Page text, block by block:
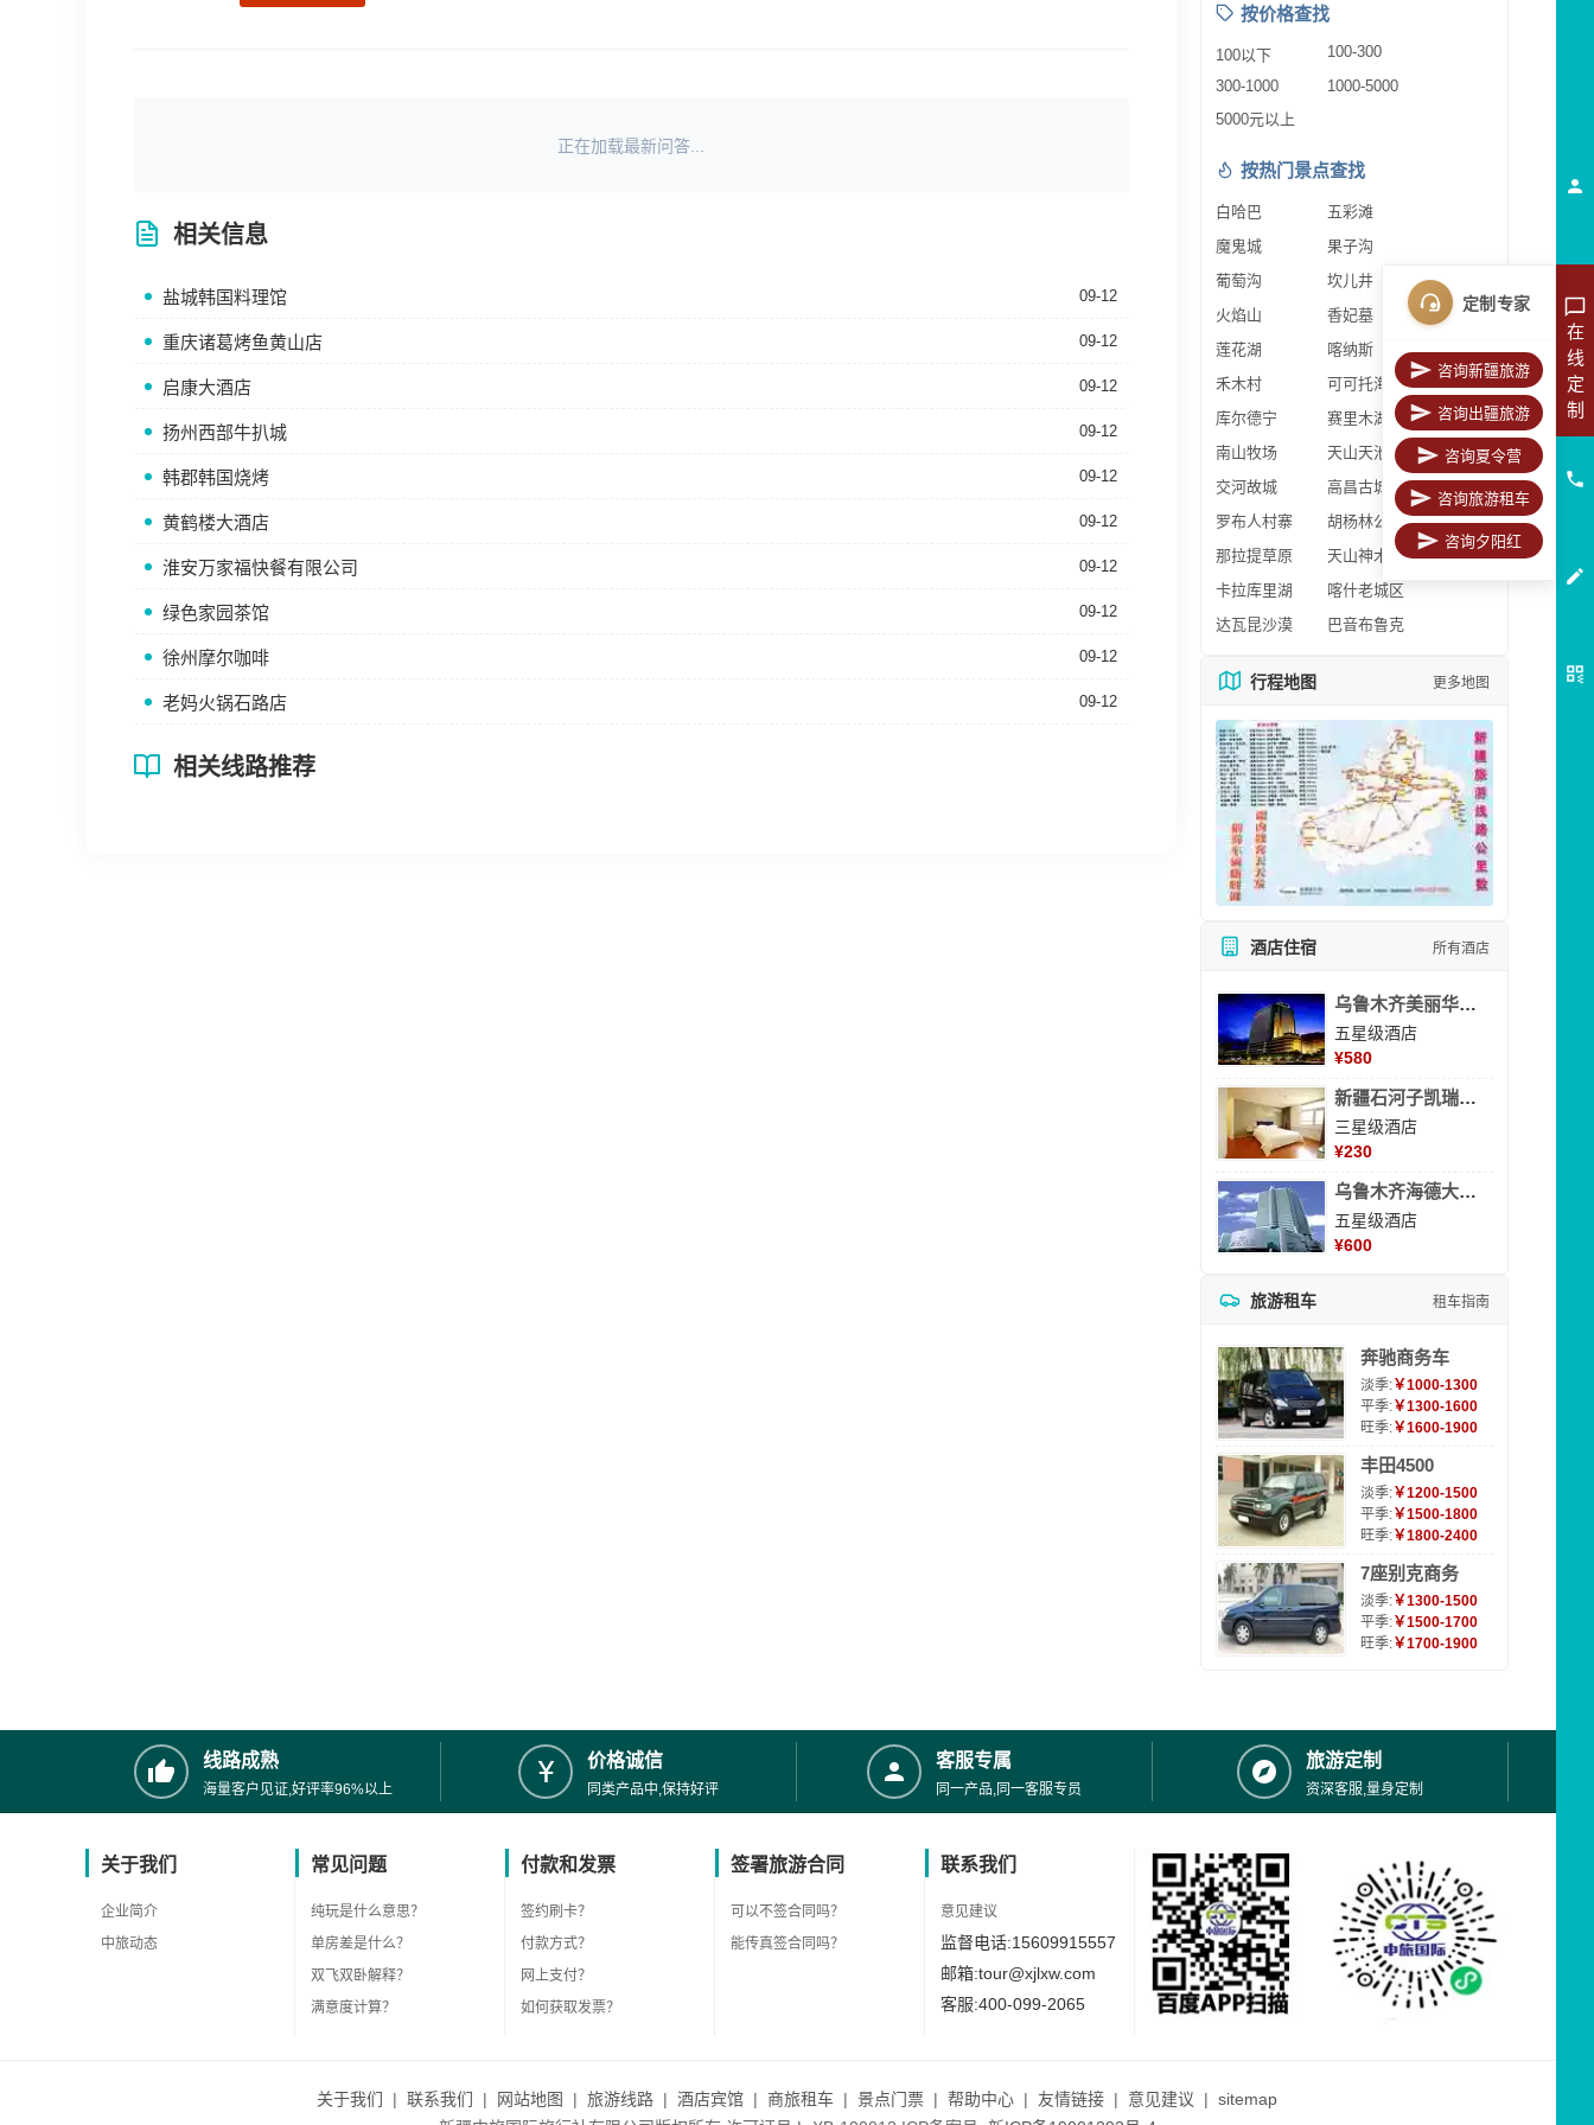
正在加载最新问答...
相关信息
盐城韩国料理馆 09-12
重庆诸葛烤鱼黄山店 09-12
启康大酒店 09-12
扬州西部牛扒城 09-12
韩郡韩国烧烤 09-12
黄鹤楼大酒店 09-12
淮安万家福快餐有限公司 09-12
绿色家园茶馆 09-12
徐州摩尔咖啡 09-12
老妈火锅石路店 09-12
相关线路推荐
按价格查找
100以下
100-300
300-1000
1000-5000
5000元以上
按热门景点查找
白哈巴
五彩滩
魔鬼城
果子沟
葡萄沟
坎儿井
火焰山
香妃墓
莲花湖
喀纳斯
禾木村
可可托海
库尔德宁
赛里木湖
南山牧场
天山天池
交河故城
高昌古城
罗布人村寨
胡杨林公园
那拉提草原
天山神木园
卡拉库里湖
喀什老城区
达瓦昆沙漠
巴音布鲁克
行程地图 更多地图
酒店住宿 所有酒店
乌鲁木齐美丽华大酒
五星级酒店
¥580
新疆石河子凯瑞酒店
三星级酒店
¥230
乌鲁木齐海德大酒店
五星级酒店
¥600
旅游租车 租车指南
奔驰商务车
淡季:￥1000-1300
平季:￥1300-1600
旺季:￥1600-1900
丰田4500
淡季:￥1200-1500
平季:￥1500-1800
旺季:￥1800-2400
7座别克商务
淡季:￥1300-1500
平季:￥1500-1700
旺季:￥1700-1900
线路成熟
海量客户见证,好评率96%以上
价格诚信
同类产品中,保持好评
客服专属
同一产品,同一客服专员
旅游定制
资深客服,量身定制
关于我们
企业简介
中旅动态
常见问题
纯玩是什么意思？
单房差是什么？
双飞双卧解释？
满意度计算？
付款和发票
签约刷卡？
付款方式？
网上支付？
如何获取发票？
签署旅游合同
可以不签合同吗？
能传真签合同吗？
联系我们
意见建议
监督电话:15609915557
邮箱:tour@xjlxw.com
客服:400-099-2065
关于我们 | 联系我们 | 网站地图 | 旅游线路 | 酒店宾馆 | 商旅租车 | 景点门票 | 帮助中心 | 友情链接 | 意见建议 | sitemap
在
线
定
制
定制专家
咨询新疆旅游
咨询出疆旅游
咨询夏令营
咨询旅游租车
咨询夕阳红